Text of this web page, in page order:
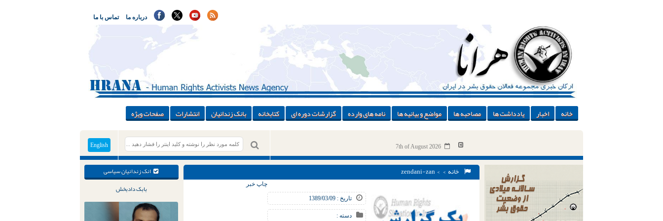
تماس با ما درباره ما
خانه اخبار یادداشت ها مصاحبه ها مواضع و بیانیه ها نامه های وارده گزارشات دوره ای کتابخانه بانک زندانیان انتشارات صفحات ویژه
English 7th of August 2026
انک زندانیان سیاسی
بابک دادبخش
خانه > > zendani-zan
تاریخ : 1389/03/09
دسته :
چاپ خبر